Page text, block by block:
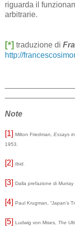
riguarda il
arbitrarie.
[*] traduzione di
http://
Note
[1] Milton Friedman, Essays
1953.
[2] Ibid.
[3] Dalla prefazione di
[4] Paul Krugman, “Japan’s
[5] Ludwig von Mises, The